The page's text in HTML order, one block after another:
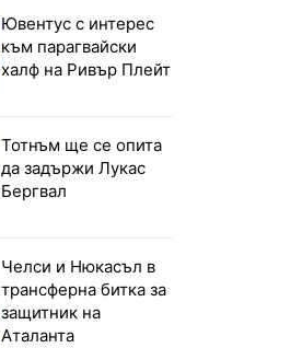
Ювентус с интерес
към парагвайски
халф на Ривър Плейт
Тотнъм ще се опита
да задържи Лукас
Бергвал
Челси и Нюкасъл в
трансферна битка за
защитник на
Аталанта